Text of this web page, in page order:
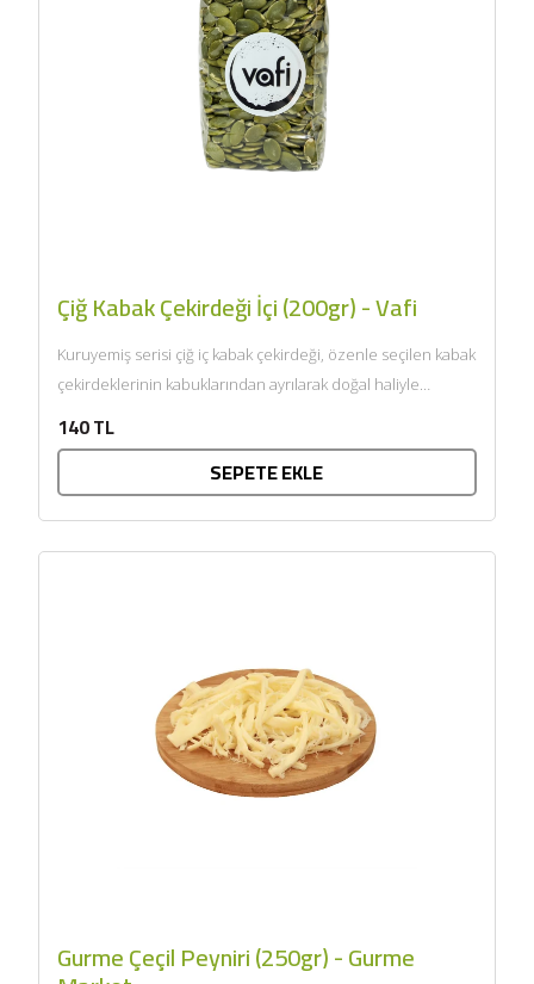
Çiğ Kabak Çekirdeği İçi (200gr) - Vafi
Kuruyemiş serisi çiğ iç kabak çekirdeği, özenle seçilen kabak
çekirdeklerinin kabuklarından ayrılarak doğal haliyle
140 TL
SEPETE EKLE
Gurme Çeçil Peyniri (250gr) - Gurme